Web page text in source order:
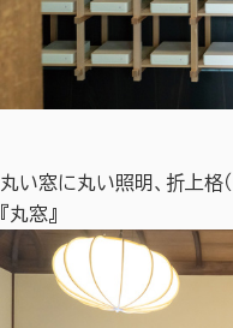
丸い窓に丸い照明、折上格
『丸窓』